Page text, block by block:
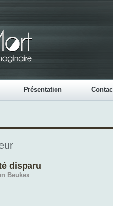
Présentation
disparu
Beukes